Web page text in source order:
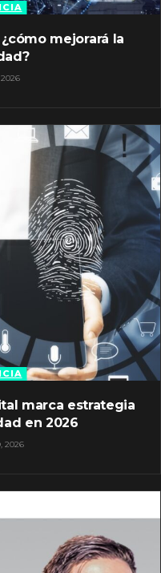
mejorará la
marca estrategia
en 2026
2026